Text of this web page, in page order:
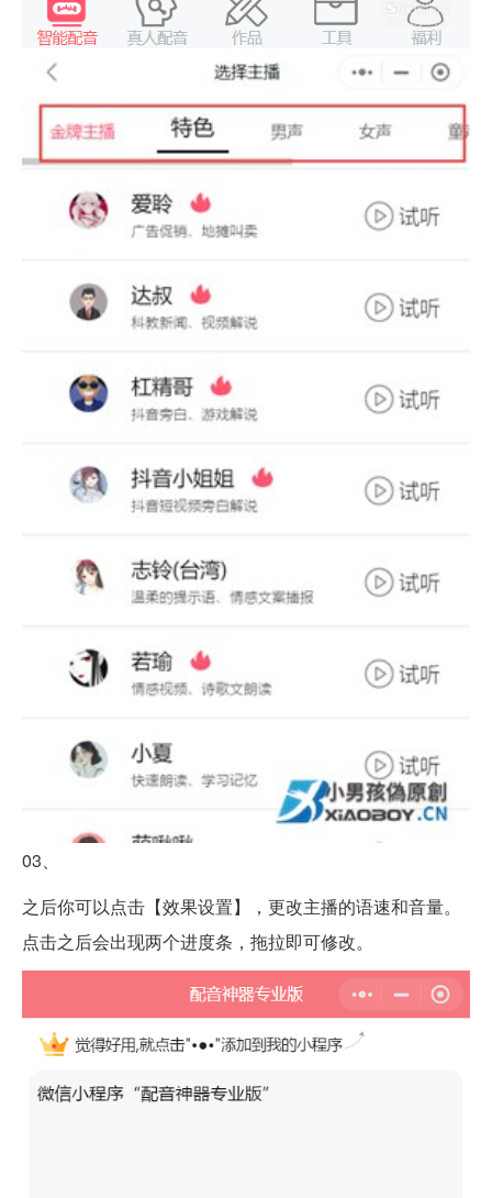
03、
之后你可以点击【效果设置】，更改主播的语速和音量。
点击之后会出现两个进度条，拖拉即可修改。